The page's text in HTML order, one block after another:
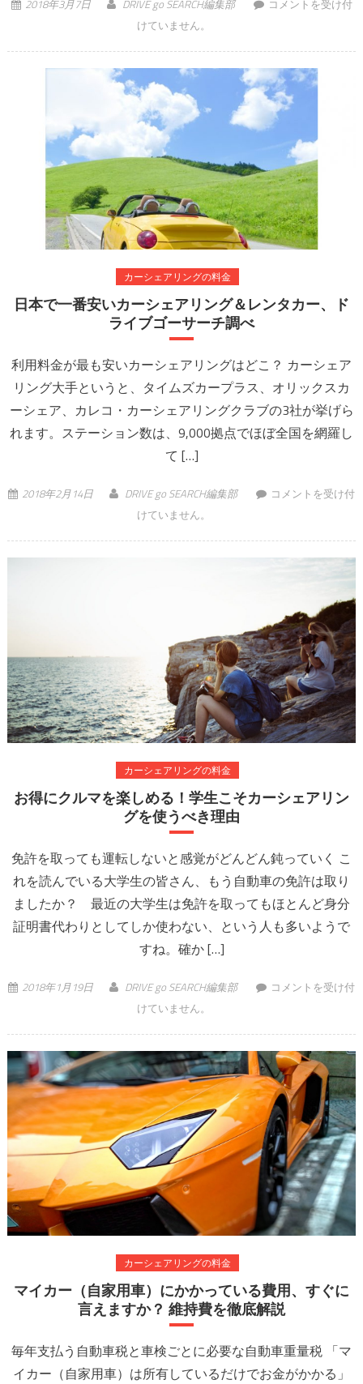
2018年3月7日 DRIVE go SEARCH編集部
コメントを受け付
けていません。
カーシェアリングの料金
日本で一番安いカーシェアリング＆レンタカー、ド
ライブゴーサーチ調べ
利用料金が最も安いカーシェアリングはどこ？ カーシェア
リング大手というと、タイムズカープラス、オリックスカ
ーシェア、カレコ・カーシェアリングクラブの3社が挙げら
れます。ステーション数は、9,000拠点でほぼ全国を網羅し
て […]
2018年2月14日 DRIVE go SEARCH編集部
日本で一番安いカ
コメントを受け付
けていません。
カーシェアリングの料金
お得にクルマを楽しめる！学生こそカーシェアリン
グを使うべき理由
免許を取っても運転しないと感覚がどんどん鈍っていく こ
れを読んでいる大学生の皆さん、もう自動車の免許は取り
ましたか？ 最近の大学生は免許を取ってもほとんど身分
証明書代わりとしてしか使わない、という人も多いようで
すね。確か […]
2018年1月19日 DRIVE go SEARCH編集部
お得にクルマを楽
コメントを受け付
けていません。
カーシェアリングの料金
マイカー（自家用車）にかかっている費用、すぐに
言えますか？ 維持費を徹底解説
毎年支払う自動車税と車検ごとに必要な自動車重量税 「マ
イカー（自家用車）は所有しているだけでお金がかかる」